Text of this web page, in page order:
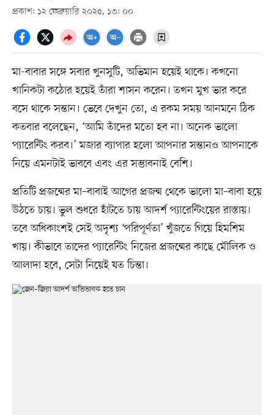
প্রকাশ: ১২ ফেব্রুয়ারি ২০২৫, ১৩: ০০
মা-বাবার সঙ্গে সবার খুনসুটি, অভিমান হয়েই থাকে। কখনো
খানিকটা কঠোর হয়েই তাঁরা শাসন করেন। তখন মুখ ভার করে
বসে থাকে সন্তান। ভেবে দেখুন তো, এ রকম সময় আনমনে ঠিক
কতবার বলেছেন, ‘আমি তাঁদের মতো হব না। অনেক ভালো
প্যারেন্টিং করব।’ মজার ব্যাপার হলো আপনার সন্তানও আপনাকে
নিয়ে এমনটাই ভাববে এবং এর সম্ভাবনাই বেশি।
প্রতিটি প্রজন্মের মা–বাবাই আগের প্রজন্ম থেকে ভালো মা–বাবা হয়ে
উঠতে চায়। ভুল শুধরে হাঁটতে চায় আদর্শ প্যারেন্টিংয়ের রাস্তায়।
তবে অধিকাংশই সেই অদৃশ্য ‘পরিপূর্ণতা’ খুঁজতে গিয়ে হিমশিম
খায়। কীভাবে তাদের প্যারেন্টিং নিজের প্রজন্মের কাছে মৌলিক ও
আলাদা হবে, সেটা নিয়েই যত চিন্তা।